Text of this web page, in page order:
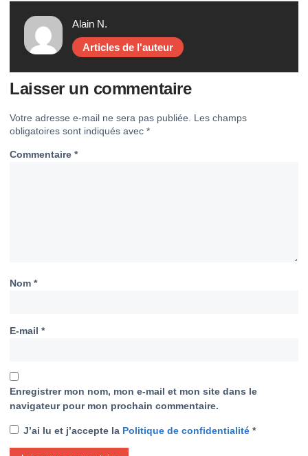
Alain N.
Articles de l'auteur
Laisser un commentaire
Votre adresse e-mail ne sera pas publiée.
Les champs
obligatoires sont indiqués avec *
Commentaire *
Nom *
E-mail *
Enregistrer mon nom, mon e-mail et mon site dans le
navigateur pour mon prochain commentaire.
J’ai lu et j’accepte la Politique de confidentialité *